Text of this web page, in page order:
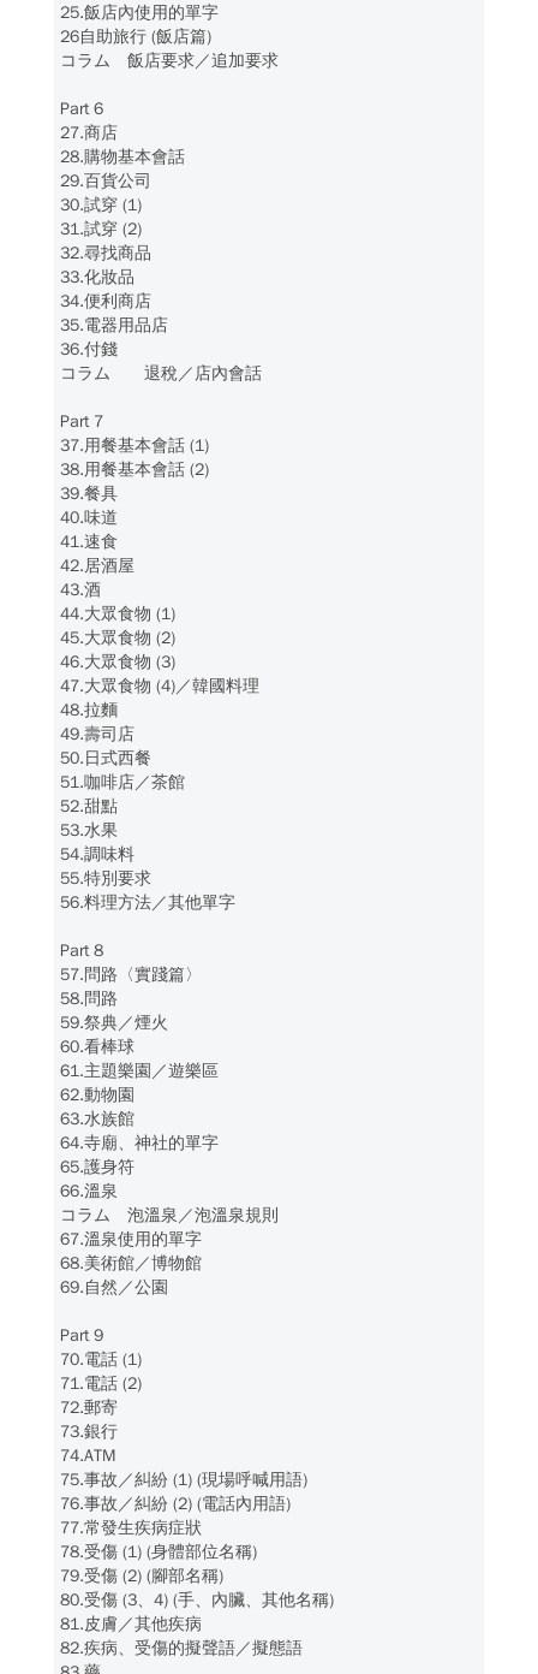
25.飯店內使用的單字
26自助旅行 (飯店篇)
コラム 飯店要求／追加要求
Part 6
27.商店
28.購物基本會話
29.百貨公司
30.試穿 (1)
31.試穿 (2)
32.尋找商品
33.化妝品
34.便利商店
35.電器用品店
36.付錢
コラム 退稅／店內會話
Part 7
37.用餐基本會話 (1)
38.用餐基本會話 (2)
39.餐具
40.味道
41.速食
42.居酒屋
43.酒
44.大眾食物 (1)
45.大眾食物 (2)
46.大眾食物 (3)
47.大眾食物 (4)／韓國料理
48.拉麵
49.壽司店
50.日式西餐
51.咖啡店／茶館
52.甜點
53.水果
54.調味料
55.特別要求
56.料理方法／其他單字
Part 8
57.問路〈實踐篇〉
58.問路
59.祭典／煙火
60.看棒球
61.主題樂園／遊樂區
62.動物園
63.水族館
64.寺廟、神社的單字
65.護身符
66.溫泉
コラム 泡溫泉／泡溫泉規則
67.溫泉使用的單字
68.美術館／博物館
69.自然／公園
Part 9
70.電話 (1)
71.電話 (2)
72.郵寄
73.銀行
74.ATM
75.事故／糾紛 (1) (現場呼喊用語)
76.事故／糾紛 (2) (電話內用語)
77.常發生疾病症狀
78.受傷 (1) (身體部位名稱)
79.受傷 (2) (腳部名稱)
80.受傷 (3、4) (手、內臟、其他名稱)
81.皮膚／其他疾病
82.疾病、受傷的擬聲語／擬態語